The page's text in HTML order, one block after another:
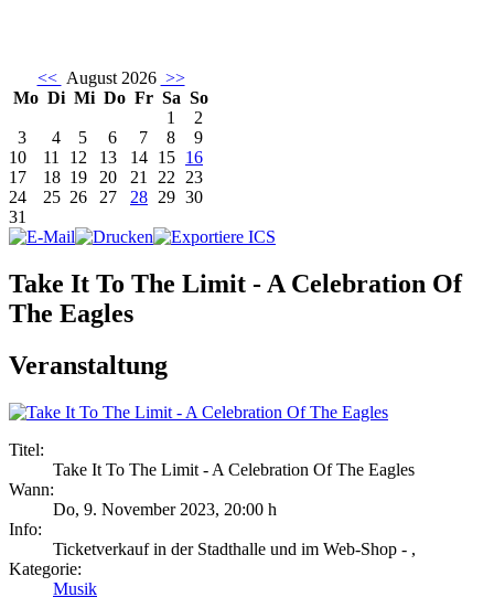
<< August 2026 >>
Mo Di Mi Do Fr Sa So
1
2
3
4 5 6 7 8
9
10
11 12 13 14 15 16
17
18 19 20 21 22 23
24
25 26 27 28 29 30
31
Take It To The Limit - A Celebration Of
The Eagles
Veranstaltung
Titel:
Take It To The Limit - A Celebration Of The Eagles
Wann:
Do, 9. November 2023, 20:00 h
Info:
Ticketverkauf in der Stadthalle und im Web-Shop - ,
Kategorie:
Musik